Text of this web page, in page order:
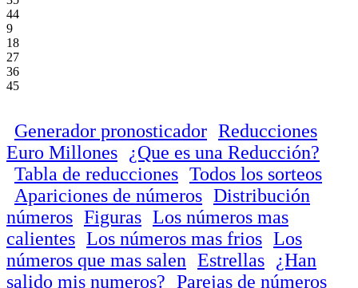
44
9
18
27
36
45
Generador pronosticador Reducciones
Euro Millones
¿Que es una Reducción?
Tabla de reducciones Todos los sorteos
Apariciones de números Distribución
números Figuras Los números mas
calientes Los números mas frios Los
números que mas salen Estrellas
¿Han
salido mis numeros? Parejas de números